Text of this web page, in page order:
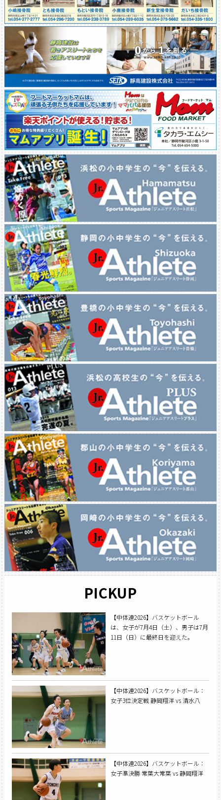
PICKUP
【中体連2026】バスケットボール
は、女子が7月4日（土）、男子は7月
11日（日）に最終日を迎えた。
【中体連2026】バスケットボール：
女子3位決定戦 静岡翔洋 vs 清水八
【中体連2026】バスケットボール：
女子準決勝 常葉大常葉 vs 静岡翔洋